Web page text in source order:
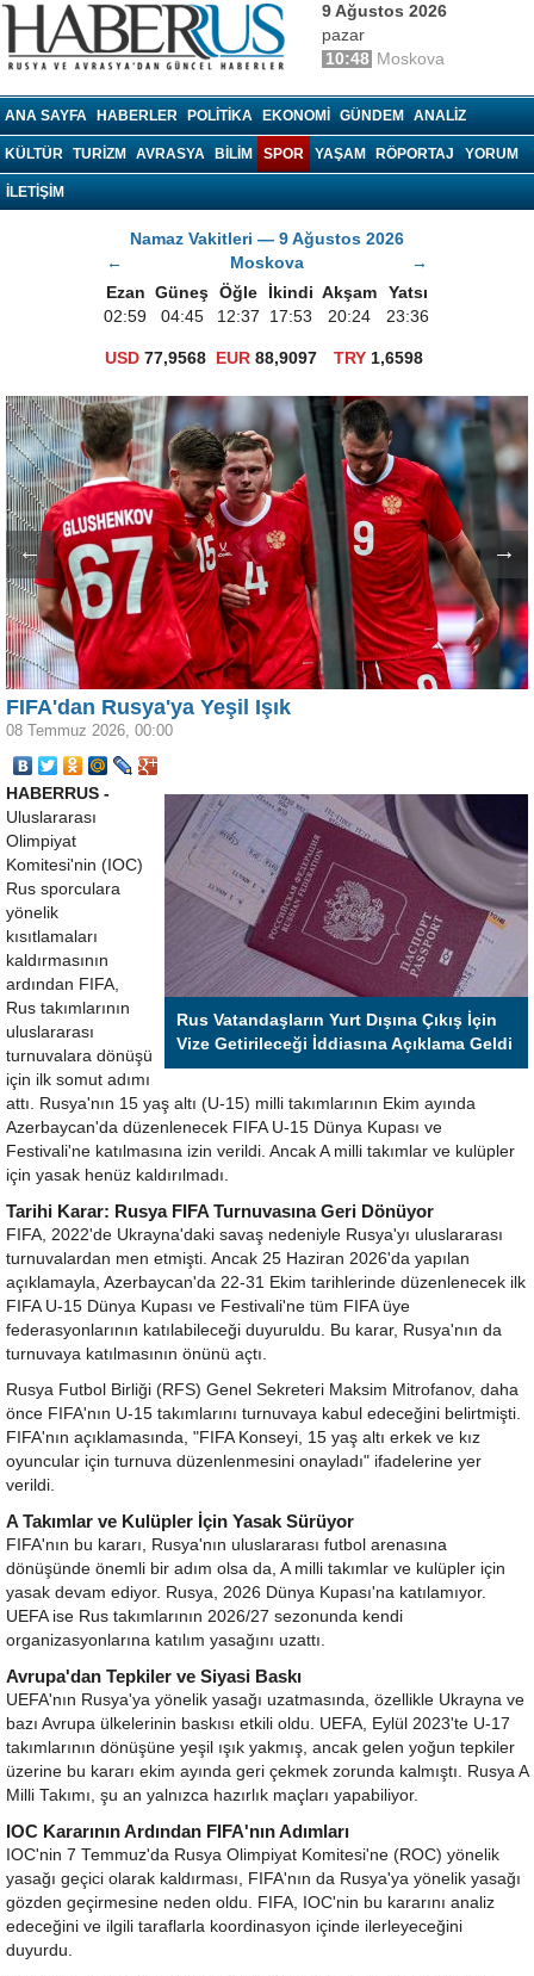
9 Ağustos 2026
pazar
10:48 Moskova
ANA SAYFA HABERLER POLITIKA EKONOMI GÜNDEM ANALIZ
KÜLTÜR TURIZM AVRASYA BILIM SPOR YAŞAM RÖPORTAJ YORUM
İLETİŞİM
Namaz Vakitleri — 9 Ağustos 2026
←
Moskova
→
Ezan Güneş Öğle İkindi Akşam
Yatsı
02:59
04:45 12:37 17:53 20:24 23:36
USD 77,9568 EUR 88,9097 TRY1,6598
← →
FIFA'dan Rusya'ya Yeşil Işık
08 Temmuz 2026, 00:00
Rus Vatandaşların Yurt Dışına Çıkış İçin
Vize Getirileceği İddiasına Açıklama Geldi
HABERRUS -
Uluslararası
Olimpiyat
Komitesi'nin (IOC)
Rus sporculara
yönelik
kısıtlamaları
kaldırmasının
ardından FIFA,
Rus takımlarının
uluslararası
turnuvalara dönüşü
için ilk somut adımı
attı. Rusya'nın 15 yaş altı (U-15) milli takımlarının Ekim ayında
Azerbaycan'da düzenlenecek FIFA U-15 Dünya Kupası ve
Festivali'ne katılmasına izin verildi. Ancak A milli takımlar ve kulüpler
için yasak henüz kaldırılmadı.
Tarihi Karar: Rusya FIFA Turnuvasına Geri Dönüyor
FIFA, 2022'de Ukrayna'daki savaş nedeniyle Rusya'yı uluslararası
turnuvalardan men etmişti. Ancak 25 Haziran 2026'da yapılan
açıklamayla, Azerbaycan'da 22-31 Ekim tarihlerinde düzenlenecek ilk
FIFA U-15 Dünya Kupası ve Festivali'ne tüm FIFA üye
federasyonlarının katılabileceği duyuruldu. Bu karar, Rusya'nın da
turnuvaya katılmasının önünü açtı.
Rusya Futbol Birliği (RFS) Genel Sekreteri Maksim Mitrofanov, daha
önce FIFA'nın U-15 takımlarını turnuvaya kabul edeceğini belirtmişti.
FIFA'nın açıklamasında, "FIFA Konseyi, 15 yaş altı erkek ve kız
oyuncular için turnuva düzenlenmesini onayladı" ifadelerine yer
verildi.
A Takımlar ve Kulüpler İçin Yasak Sürüyor
FIFA'nın bu kararı, Rusya'nın uluslararası futbol arenasına
dönüşünde önemli bir adım olsa da, A milli takımlar ve kulüpler için
yasak devam ediyor. Rusya, 2026 Dünya Kupası'na katılamıyor.
UEFA ise Rus takımlarının 2026/27 sezonunda kendi
organizasyonlarına katılım yasağını uzattı.
Avrupa'dan Tepkiler ve Siyasi Baskı
UEFA'nın Rusya'ya yönelik yasağı uzatmasında, özellikle Ukrayna ve
bazı Avrupa ülkelerinin baskısı etkili oldu. UEFA, Eylül 2023'te U-17
takımlarının dönüşüne yeşil ışık yakmış, ancak gelen yoğun tepkiler
üzerine bu kararı ekim ayında geri çekmek zorunda kalmıştı. Rusya A
Milli Takımı, şu an yalnızca hazırlık maçları yapabiliyor.
IOC Kararının Ardından FIFA'nın Adımları
IOC'nin 7 Temmuz'da Rusya Olimpiyat Komitesi'ne (ROC) yönelik
yasağı geçici olarak kaldırması, FIFA'nın da Rusya'ya yönelik yasağı
gözden geçirmesine neden oldu. FIFA, IOC'nin bu kararını analiz
edeceğini ve ilgili taraflarla koordinasyon içinde ilerleyeceğini
duyurdu.